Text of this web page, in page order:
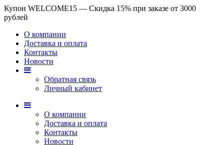
Купон WELCOME15 — Скидка 15% при заказе от 3000
рублей
О компании
Доставка и оплата
Контакты
Новости
Обратная связь
Личный кабинет
О компании
Доставка и оплата
Контакты
Новости